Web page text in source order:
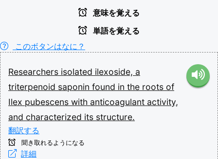
意味を覚える
単語を覚える
このボタンはなに？
Researchers isolated ilexoside, a
triterpenoid saponin found in the roots of
Ilex pubescens with anticoagulant activity,
and characterized its structure.
翻訳する
聞き取れるようになる
詳細